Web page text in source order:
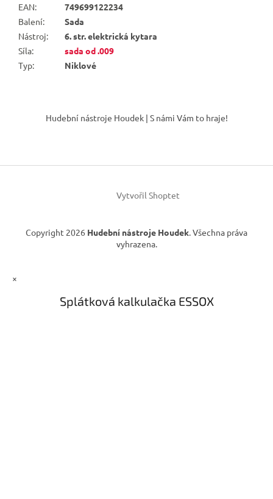
EAN:
749699122234
Balení:
Sada
Nástroj:
6. str. elektrická kytara
Síla:
sada od .009
Typ: Niklové
í
Hudební nástroje Houdek | S námi Vám to hraje!
Vytvořil Shoptet
Copyright 2026 Hudební nástroje Houdek. Všechna práva
vyhrazena.
×
Splátková kalkulačka ESSOX